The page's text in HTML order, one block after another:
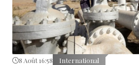
8 Août 16:58 International